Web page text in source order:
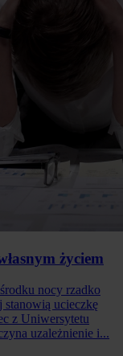
życiem
nocy rzadko
stanowią ucieczkę
z Uniwersytetu
uzależnienie i...